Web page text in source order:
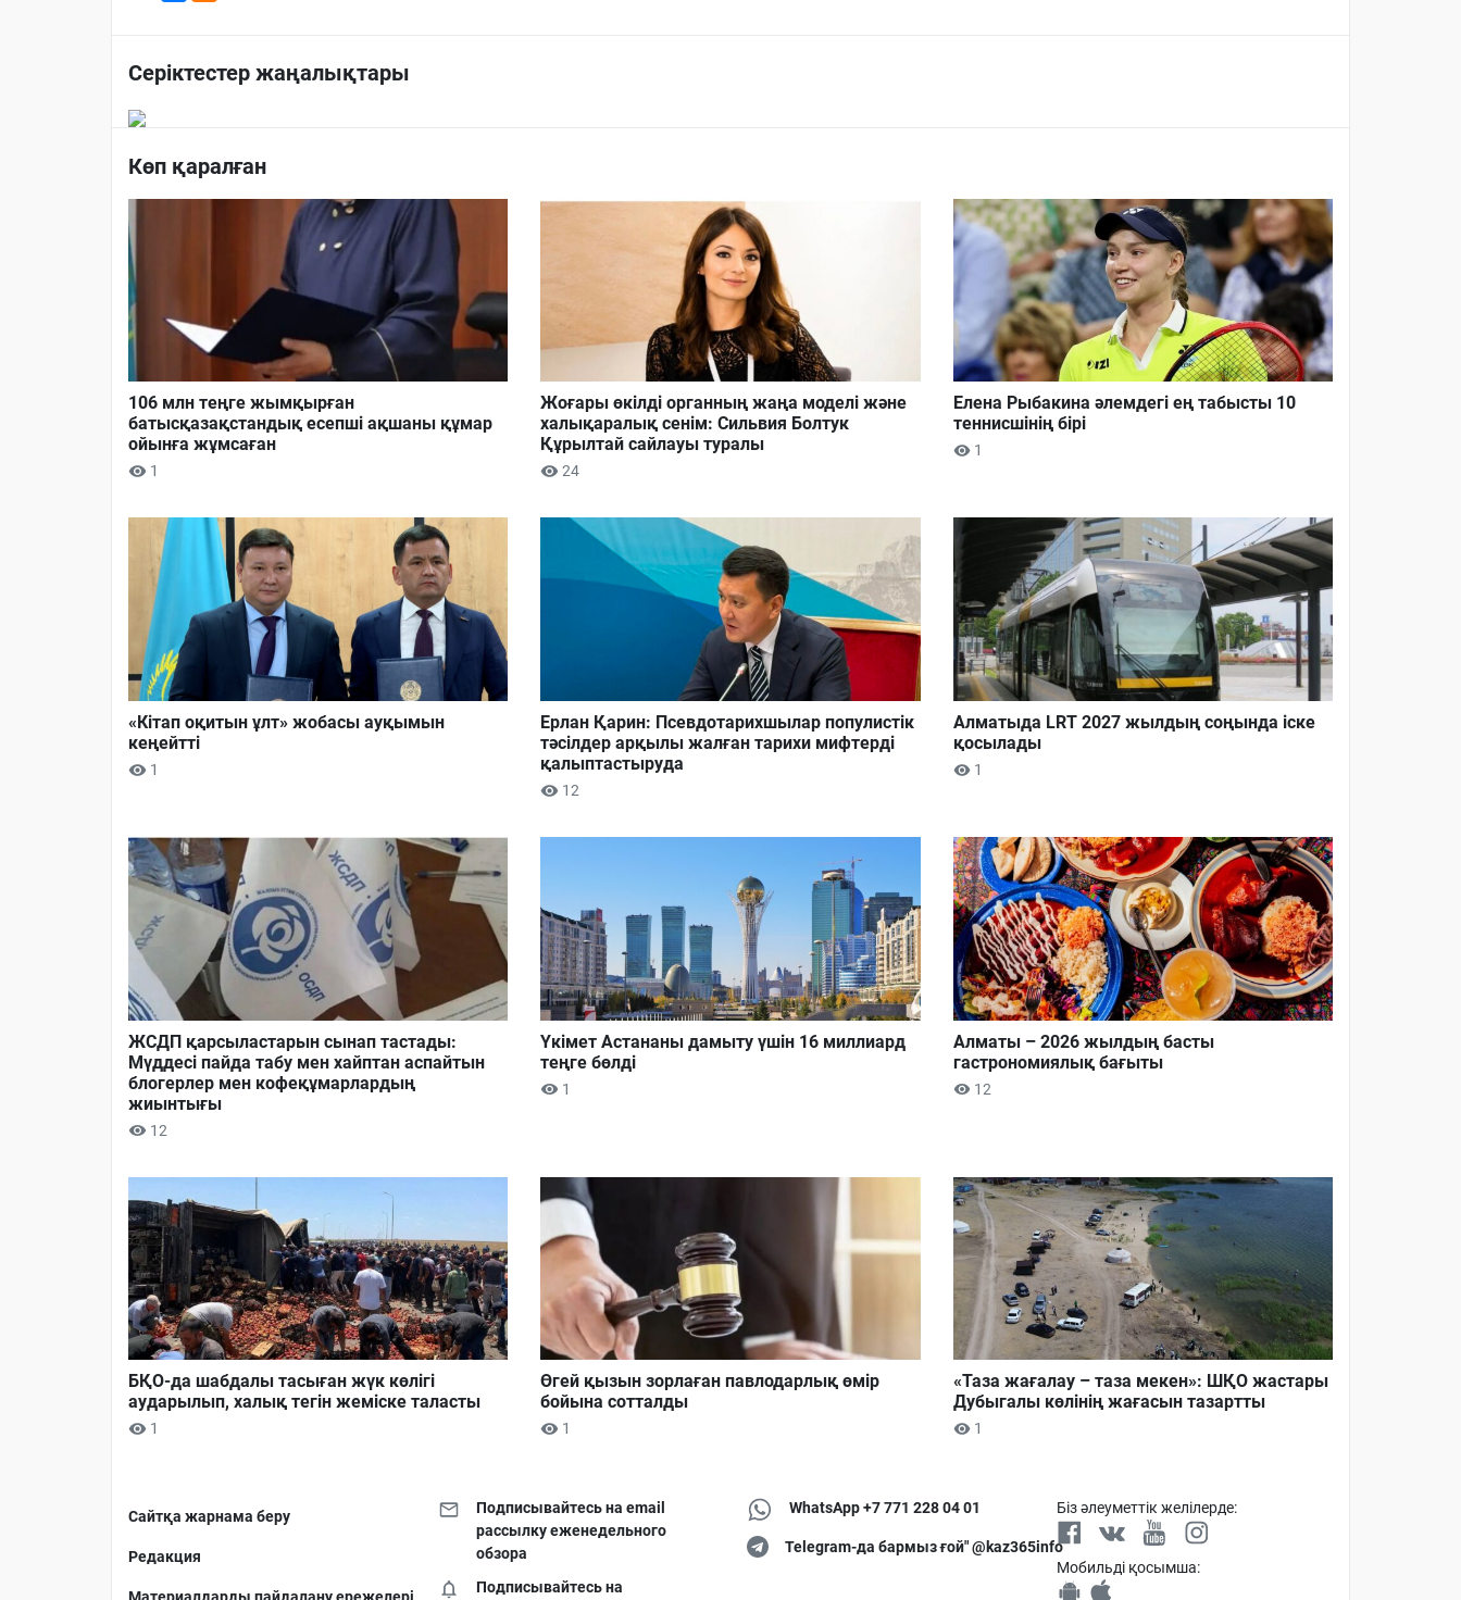
Серіктестер жаңалықтары
Көп қаралған
106 млн теңге жымқырған
батысқазақстандық есепші ақшаны құмар
ойынға жұмсаған
1
Жоғары өкілді органның жаңа моделі және
халықаралық сенім: Сильвия Болтук
Құрылтай сайлауы туралы
24
Елена Рыбакина әлемдегі ең табысты 10
теннисшінің бірі
1
«Кітап оқитын ұлт» жобасы ауқымын
кеңейтті
1
Ерлан Қарин: Псевдотарихшылар популистік
тәсілдер арқылы жалған тарихи мифтерді
қалыптастыруда
12
Алматыда LRT 2027 жылдың соңында іске
қосылады
1
ЖСДП қарсыластарын сынап тастады:
Мүддесі пайда табу мен хайптан аспайтын
блогерлер мен кофеқұмарлардың
жиынтығы
12
Үкімет Астананы дамыту үшін 16 миллиард
теңге бөлді
1
Алматы – 2026 жылдың басты
гастрономиялық бағыты
12
БҚО-да шабдалы тасыған жүк көлігі
аударылып, халық тегін жеміске таласты
1
Өгей қызын зорлаған павлодарлық өмір
бойына сотталды
1
«Таза жағалау – таза мекен»: ШҚО жастары
Дубыгалы көлінің жағасын тазартты
1
Сайтқа жарнама беру
Редакция
Подписывайтесь на email
рассылку еженедельного
обзора
Подписывайтесь на
WhatsApp +7 771 228 04 01
Telegram-да бармыз ғой" @kaz365info
Біз әлеуметтік желілерде:
Мобильді қосымша: